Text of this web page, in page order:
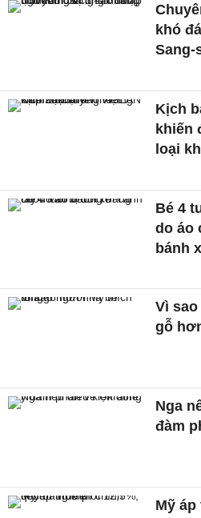
khó
Kịch
khiến
loại
Bé 4
do áo
bánh
Vì
gỗ
Nga
đàm
Mỹ áp